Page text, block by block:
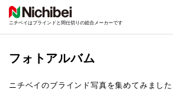
ニチベイはブラインドと間仕切りの総合メーカーです
フォトアルバム
ニチベイのブラインド写真を集めてみました